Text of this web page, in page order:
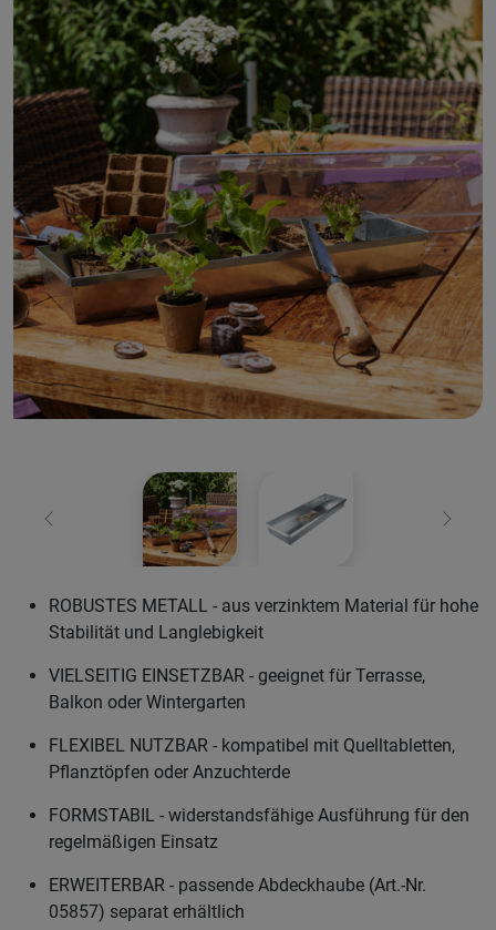
Zurück Weiter
ROBUSTES METALL - aus verzinktem Material für hohe
Stabilität und Langlebigkeit
VIELSEITIG EINSETZBAR - geeignet für Terrasse,
Balkon oder Wintergarten
FLEXIBEL NUTZBAR - kompatibel mit Quelltabletten,
Pflanztöpfen oder Anzuchterde
FORMSTABIL - widerstandsfähige Ausführung für den
regelmäßigen Einsatz
ERWEITERBAR - passende Abdeckhaube (Art.-Nr.
05857) separat erhältlich